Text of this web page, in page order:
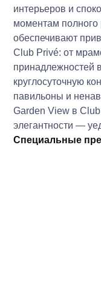
интерьеров и
моментам полного
обеспечивают
Club Privé: от
принадлежностей
круглосуточную
павильоны и
Garden View в
элегантности —
Специальные